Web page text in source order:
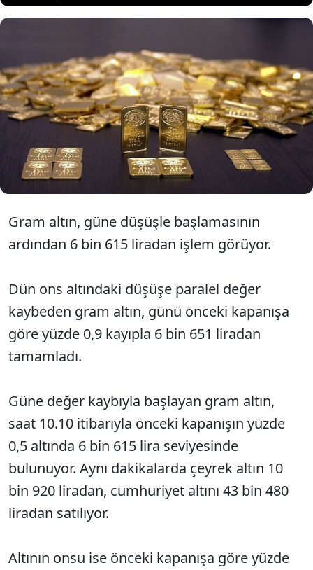
Gram altın, ons fiyatındaki düşüşün etkisiyle
güne değer kaybıyla başladı ve 6 bin 615 liraya
geriledi. ABD-İran hattındaki kırılgan
diplomatik süreç ve Fed’in kritik verileri
öncesinde piyasalarda temkinli seyir öne
çıkıyor.
Gram altın, güne düşüşle başlamasının
ardından 6 bin 615 liradan işlem görüyor.
Dün ons altındaki düşüşe paralel değer
kaybeden gram altın, günü önceki kapanışa
göre yüzde 0,9 kayıpla 6 bin 651 liradan
tamamladı.
Güne değer kaybıyla başlayan gram altın,
saat 10.10 itibarıyla önceki kapanışın yüzde
0,5 altında 6 bin 615 lira seviyesinde
bulunuyor. Aynı dakikalarda çeyrek altın 10
bin 920 liradan, cumhuriyet altını 43 bin 480
liradan satılıyor.
Altının onsu ise önceki kapanışa göre yüzde